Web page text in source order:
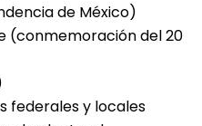
de México)
(conmemoración del 20
federales y locales